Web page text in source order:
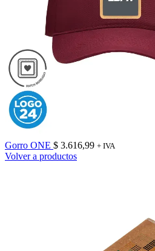
Gorro ONE $ 3.616,99 + IVA
Volver a productos